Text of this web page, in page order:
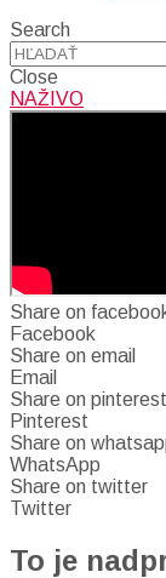
Search
Close
NAŽIVO
Share on
Facebook
Share on email
Email
Share on pinterest
Pinterest
Share on
WhatsApp
Share on twitter
Twitter
To je